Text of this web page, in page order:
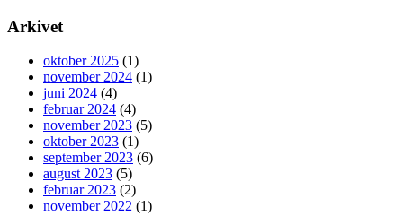
Arkivet
oktober 2025 (1)
november 2024 (1)
juni 2024 (4)
februar 2024 (4)
november 2023 (5)
oktober 2023 (1)
september 2023 (6)
august 2023 (5)
februar 2023 (2)
november 2022 (1)